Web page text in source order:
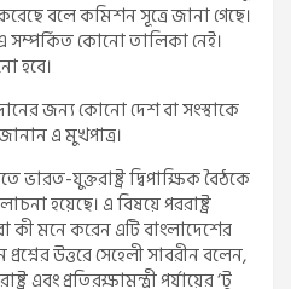
বলে কমিশন সূত্রে জানা গেছে।
এ সম্পর্কিত কোনো তালিকা নেই।
হবে।
জন্য কোনো দেশ বা সংস্থাকে
এ মুখপাত্র।
ভারত-যুক্তরাষ্ট্র দ্বিপাক্ষিক বৈঠকে
হয়েছে। এ বিষয়ে পররাষ্ট্র
কী মনে করেন এটি বাংলাদেশের
উত্তরে সেহেলী সাবরীন বলেন,
এবং প্রতিরক্ষামন্ত্রী পর্যায়ের ‘টু